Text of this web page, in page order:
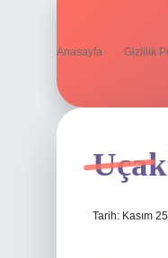
Anasayfa Gizlilik
Tarih: Kasım